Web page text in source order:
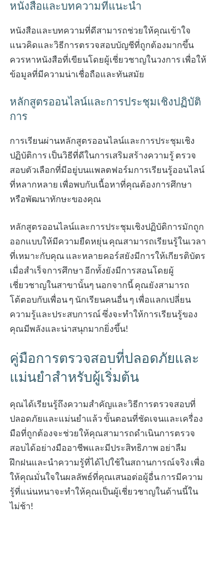
หนังสือและบทความที่แนะนำ
หนังสือและบทความที่ดีสามารถช่วยให้คุณเข้าใจ
แนวคิดและวิธีการตรวจสอบบัญชีที่ถูกต้องมากขึ้น
ควรหาหนังสือที่เขียนโดยผู้เชี่ยวชาญในวงการ เพื่อให้
ข้อมูลที่มีความน่าเชื่อถือและทันสมัย
หลักสูตรออนไลน์และการประชุมเชิงปฏิบัติ
การ
การเรียนผ่านหลักสูตรออนไลน์และการประชุมเชิง
ปฏิบัติการ เป็นวิธีที่ดีในการเสริมสร้างความรู้ ตรวจ
สอบตัวเลือกที่มีอยู่บนแพลตฟอร์มการเรียนรู้ออนไลน์
ที่หลากหลาย เพื่อพบกับเนื้อหาที่คุณต้องการศึกษา
หรือพัฒนาทักษะของคุณ
หลักสูตรออนไลน์และการประชุมเชิงปฏิบัติการมักถูก
ออกแบบให้มีความยืดหยุ่น คุณสามารถเรียนรู้ในเวลา
ที่เหมาะกับคุณ และหลายคอร์สยังมีการให้เกียรติบัตร
เมื่อสำเร็จการศึกษา อีกทั้งยังมีการสอนโดยผู้
เชี่ยวชาญในสาขานั้นๆ นอกจากนี้ คุณยังสามารถ
โต้ตอบกับเพื่อน ๆ นักเรียนคนอื่น ๆ เพื่อแลกเปลี่ยน
ความรู้และประสบการณ์ ซึ่งจะทำให้การเรียนรู้ของ
คุณมีพลังและน่าสนุกมากยิ่งขึ้น!
คู่มือการตรวจสอบที่ปลอดภัยและ
แม่นยำสำหรับผู้เริ่มต้น
คุณได้เรียนรู้ถึงความสำคัญและวิธีการตรวจสอบที่
ปลอดภัยและแม่นยำแล้ว ขั้นตอนที่ชัดเจนและเครื่อง
มือที่ถูกต้องจะช่วยให้คุณสามารถดำเนินการตรวจ
สอบได้อย่างมืออาชีพและมีประสิทธิภาพ อย่าลืม
ฝึกฝนและนำความรู้ที่ได้ไปใช้ในสถานการณ์จริง เพื่อ
ให้คุณมั่นใจในผลลัพธ์ที่คุณเสนอต่อผู้อื่น การมีความ
รู้ที่แน่นหนาจะทำให้คุณเป็นผู้เชี่ยวชาญในด้านนี้ใน
ไม่ช้า!